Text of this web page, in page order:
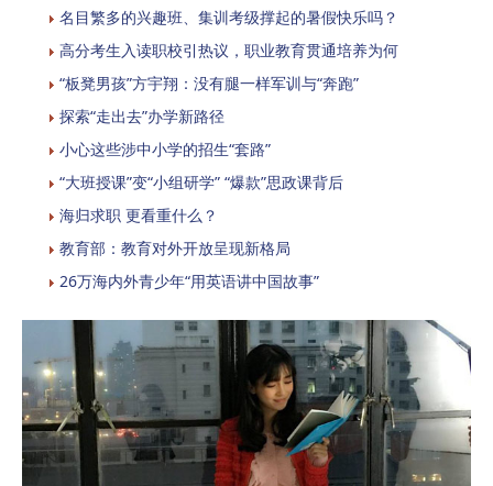
名目繁多的兴趣班、集训考级撑起的暑假快乐吗？
高分考生入读职校引热议，职业教育贯通培养为何
“板凳男孩”方宇翔：没有腿一样军训与“奔跑”
探索“走出去”办学新路径
小心这些涉中小学的招生“套路”
“大班授课”变“小组研学” “爆款”思政课背后
海归求职 更看重什么？
教育部：教育对外开放呈现新格局
26万海内外青少年“用英语讲中国故事”